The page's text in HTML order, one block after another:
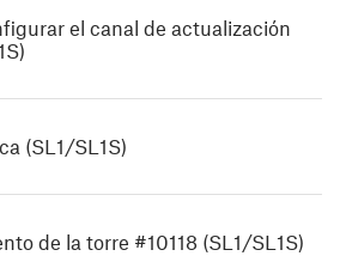
el canal de actualización
(SL1/SL1S)
de la torre #10118 (SL1/SL1S)